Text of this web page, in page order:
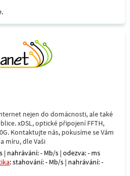
nejen do domácnosti, ale také
xDSL, optické připojení FFTH,
Kontaktujte nás, pokusíme se Vám
míru, dle Vaši
| nahrávání: - Mb/s | odezva: - ms
: stahování: - Mb/s | nahrávání: -